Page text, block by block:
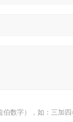
伯数字），如：三加四